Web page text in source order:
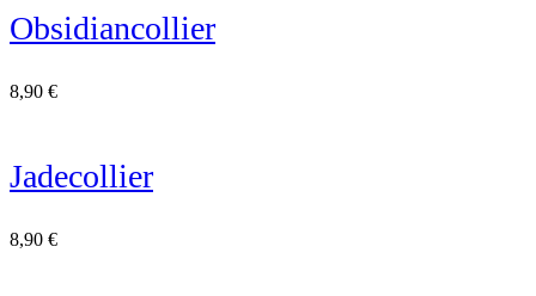
Obsidiancollier
8,90 €
Jadecollier
8,90 €